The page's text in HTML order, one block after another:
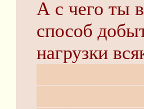
А с чего ты
способ
нагрузки